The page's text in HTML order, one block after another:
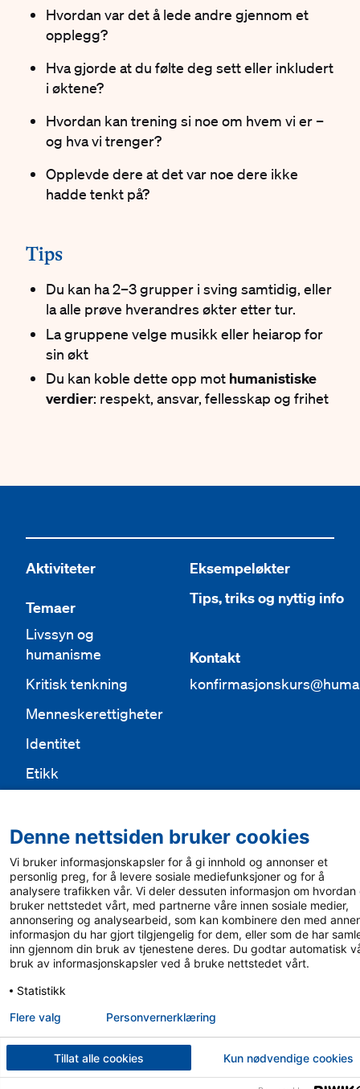
Hvordan var det å lede andre gjennom et
opplegg?
Hva gjorde at du følte deg sett eller inkludert
i øktene?
Hvordan kan trening si noe om hvem vi er –
og hva vi trenger?
Opplevde dere at det var noe dere ikke
hadde tenkt på?
#
Tips
Du kan ha 2–3 grupper i sving samtidig, eller
la alle prøve hverandres økter etter tur.
La gruppene velge musikk eller heiarop for
sin økt
Du kan koble dette opp mot humanistiske
verdier: respekt, ansvar, fellesskap og frihet
Aktiviteter
Temaer
Livssyn og
humanisme
Kritisk tenkning
Menneskerettigheter
Identitet
Etikk
Eksempeløkter
Tips, triks og nyttig info
Kontakt
Denne nettsiden bruker cookies
Vi bruker informasjonskapsler for å gi innhold og annonser et
personlig preg, for å levere sosiale mediefunksjoner og for å
analysere trafikken vår. Vi deler dessuten informasjon om hvordan
bruker nettstedet vårt, med partnerne våre innen sosiale medier,
annonsering og analysearbeid, som kan kombinere den med
informasjon du har gjort tilgjengelig for dem, eller som de har
inn gjennom din bruk av tjenestene deres. Du godtar automatisk
bruk av informasjonskapsler ved å bruke nettstedet vårt.
Statistikk
Tillat alle cookies Kun nødvendige cookies
Flere valg Personvern­erklæring